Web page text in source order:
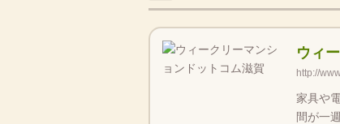
ウィ
http://
家具や
間が一